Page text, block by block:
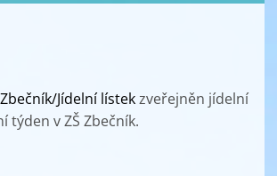
Zbečník/Jídelní lístekzveřejněn jídelní
týden v ZŠ Zbečník.